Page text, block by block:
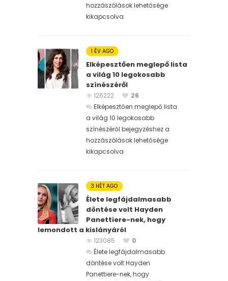
hozzászólások lehetősége
kikapcsolva
1 ÉV AGO
Elképesztően meglepő lista
a világ 10 legokosabb
színészéről
126222
26
Elképesztően meglepő lista
a világ 10 legokosabb
színészéről bejegyzéshez a
hozzászólások lehetősége
kikapcsolva
3 HÉT AGO
Élete legfájdalmasabb
döntése volt Hayden
Panettiere-nek, hogy
lemondott a kislányáról
123085
0
Élete legfájdalmasabb
döntése volt Hayden
Panettiere-nek, hogy